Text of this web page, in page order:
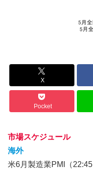
X
Pocket
市場スケジュール
海外
米6月製造業PMI（22:45